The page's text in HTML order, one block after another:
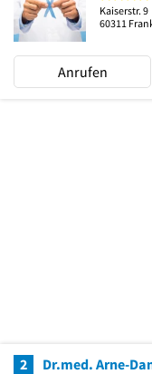
Kaiserstr. 9
60311
Anrufen
2